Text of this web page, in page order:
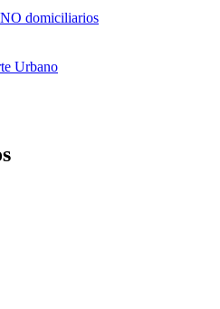
domiciliarios
Urbano